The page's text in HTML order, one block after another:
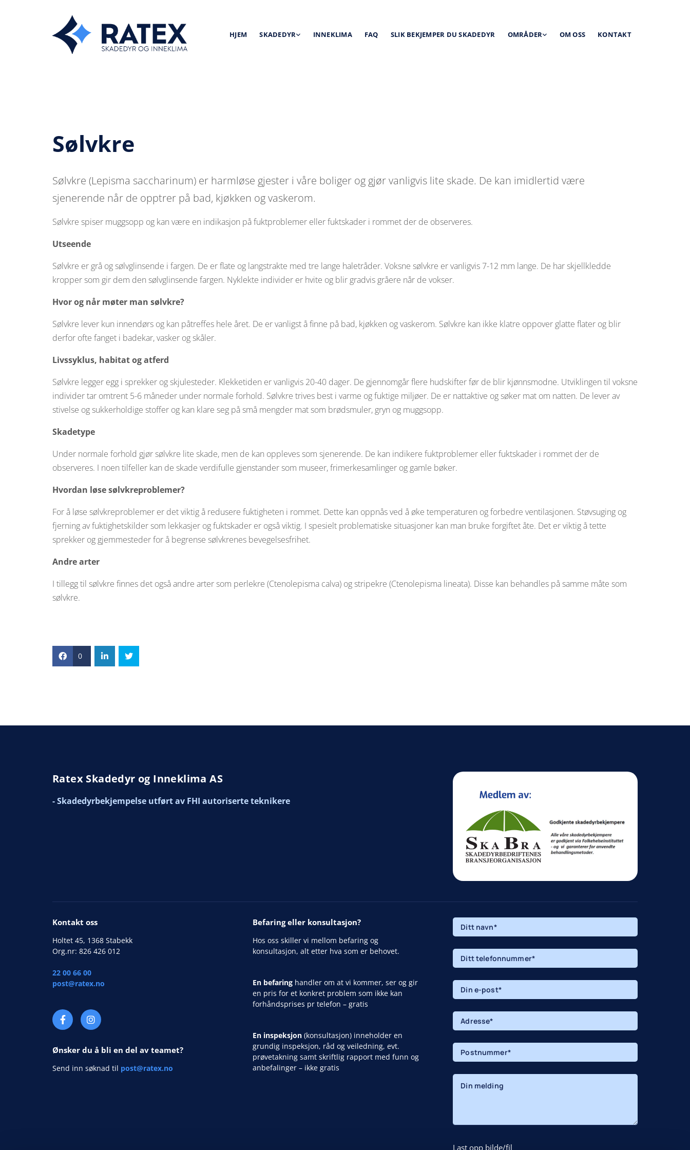
HJEM SKADEDYR INNEKLIMA FAQ SLIK BEKJEMPER DU SKADEDYR OMRÅDER OM OSS KONTAKT
Sølvkre
Sølvkre (Lepisma saccharinum) er harmløse gjester i våre boliger og gjør vanligvis lite skade. De kan imidlertid være
sjenerende når de opptrer på bad, kjøkken og vaskerom.
Sølvkre spiser muggsopp og kan være en indikasjon på fuktproblemer eller fuktskader i rommet der de observeres.
Utseende
Sølvkre er grå og sølvglinsende i fargen. De er flate og langstrakte med tre lange haletråder. Voksne sølvkre er vanligvis 7-12 mm lange. De har skjellkledde
kropper som gir dem den sølvglinsende fargen. Nyklekte individer er hvite og blir gradvis gråere når de vokser.
Hvor og når møter man sølvkre?
Sølvkre lever kun innendørs og kan påtreffes hele året. De er vanligst å finne på bad, kjøkken og vaskerom. Sølvkre kan ikke klatre oppover glatte flater og blir
derfor ofte fanget i badekar, vasker og skåler.
Livssyklus, habitat og atferd
Sølvkre legger egg i sprekker og skjulesteder. Klekketiden er vanligvis 20-40 dager. De gjennomgår flere hudskifter før de blir kjønnsmodne. Utviklingen til voksne
individer tar omtrent 5-6 måneder under normale forhold. Sølvkre trives best i varme og fuktige miljøer. De er nattaktive og søker mat om natten. De lever av
stivelse og sukkerholdige stoffer og kan klare seg på små mengder mat som brødsmuler, gryn og muggsopp.
Skadetype
Under normale forhold gjør sølvkre lite skade, men de kan oppleves som sjenerende. De kan indikere fuktproblemer eller fuktskader i rommet der de
observeres. I noen tilfeller kan de skade verdifulle gjenstander som museer, frimerkesamlinger og gamle bøker.
Hvordan løse sølvkreproblemer?
For å løse sølvkreproblemer er det viktig å redusere fuktigheten i rommet. Dette kan oppnås ved å øke temperaturen og forbedre ventilasjonen. Støvsuging og
fjerning av fuktighetskilder som lekkasjer og fuktskader er også viktig. I spesielt problematiske situasjoner kan man bruke forgiftet åte. Det er viktig å tette
sprekker og gjemmesteder for å begrense sølvkrenes bevegelsesfrihet.
Andre arter
I tillegg til sølvkre finnes det også andre arter som perlekre (Ctenolepisma calva) og stripekre (Ctenolepisma lineata). Disse kan behandles på samme måte som
sølvkre.
0
Ratex Skadedyr og Inneklima AS
- Skadedyrbekjempelse utført av FHI autoriserte teknikere
Kontakt oss
Holtet 45, 1368 Stabekk
Org.nr: 826 426 012
22 00 66 00
post@ratex.no
Ønsker du å bli en del av teamet?
Send inn søknad til post@ratex.no
Befaring eller konsultasjon?
Hos oss skiller vi mellom befaring og
konsultasjon, alt etter hva som er behovet.
En befaringhandler om at vi kommer, ser og gir
en pris for et konkret problem som ikke kan
forhåndsprises pr telefon – gratis
En inspeksjon(konsultasjon) inneholder en
grundig inspeksjon, råd og veiledning, evt.
prøvetakning samt skriftlig rapport med funn og
anbefalinger – ikke gratis
Last opp bilde/fil